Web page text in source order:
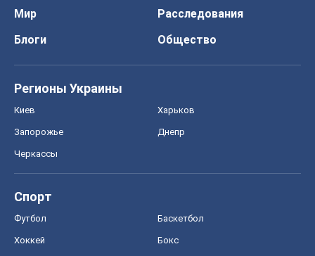
Мир
Расследования
Блоги
Общество
Регионы Украины
Киев Харьков
Запорожье Днепр
Черкассы
Спорт
Футбол Баскетбол
Хоккей Бокс